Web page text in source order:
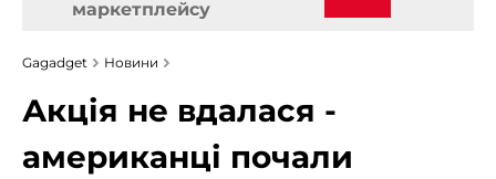
маркетплейсу
Gagadget Новини
Акція не вдалася -
американці почали